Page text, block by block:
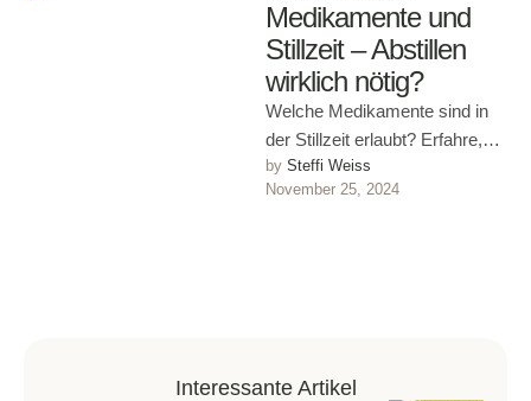
Medikamente und
Stillzeit – Abstillen
wirklich nötig?
Welche Medikamente sind in
der Stillzeit erlaubt? Erfahre,
wann Abstillen wirklich nötig
ist, welche Alternativen es gibt
by Steffi Weiss
November 25, 2024
Interessante Artikel